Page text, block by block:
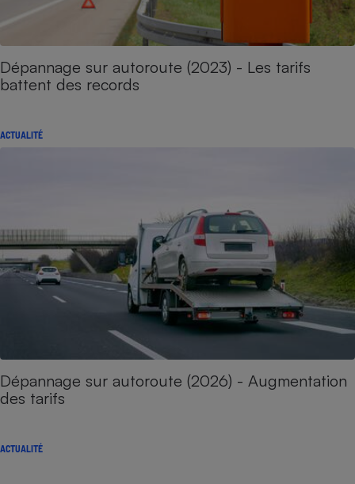
Dépannage sur autoroute (2023) - Les tarifs
battent des records
ACTUALITÉ
Dépannage sur autoroute (2026) - Augmentation
des tarifs
ACTUALITÉ